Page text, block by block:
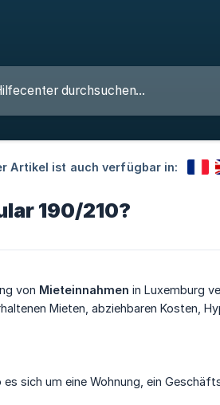
Artikel ist auch verfügbar in:
190/210?
von Mieteinnahmen in Luxemburg
Mieten, abziehbaren Kosten,
es sich um eine Wohnung, ein